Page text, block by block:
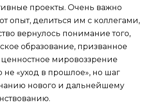
проекты. Очень важно
опыт, делиться им с коллегами,
вернулось понимание того,
образование, призванное
мировоззрение
не «уход в прошлое», но шаг
нового и дальнейшему